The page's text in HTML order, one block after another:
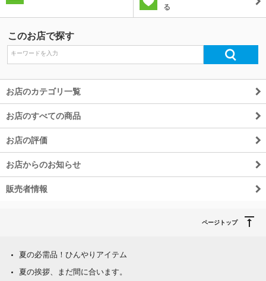
る
このお店で探す
お店のカテゴリ一覧
お店のすべての商品
お店の評価
お店からのお知らせ
販売者情報
ページトップ
夏の必需品！ひんやりアイテム
夏の挨拶、まだ間に合います。